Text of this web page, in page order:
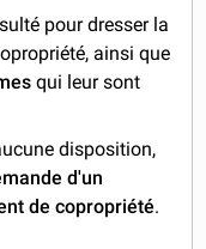
pour dresser la
ainsi que
qui leur sont
disposition,
d'un
de copropriété.